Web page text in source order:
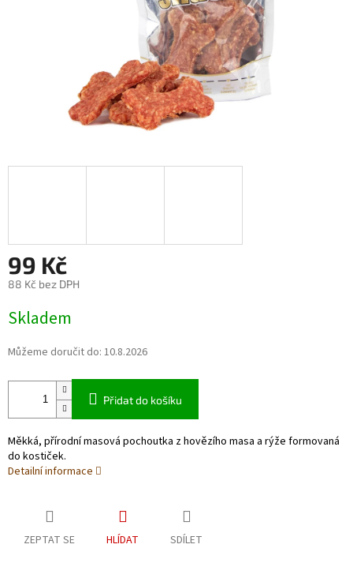
99 Kč
88 Kč bez DPH
cena:
Skladem
Můžeme doručit do: 10.8.2026
Přidat do košíku
Měkká, přírodní masová pochoutka z hovězího masa a rýže formovaná
do kostiček.
Detailní informace
ZEPTAT SE HLÍDAT SDÍLET